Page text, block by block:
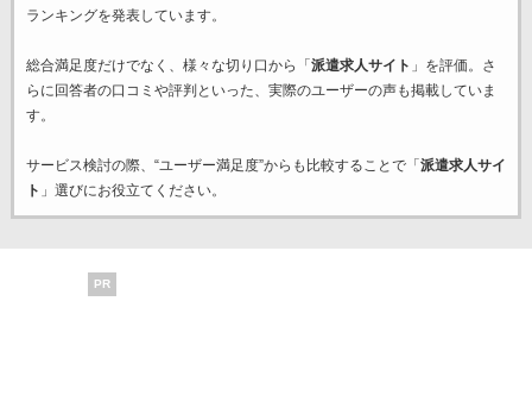
ランキングを発表しています。
総合満足度だけでなく、様々な切り口から「 派遣求人サイト 」を評価。さ
らに回答者の口コミや評判といった、実際のユーザーの声も掲載していま
す。
サービス検討の際、“ユーザー満足度”からも比較することで「 派遣求人サイ
ト 」選びにお役立てください。
PR